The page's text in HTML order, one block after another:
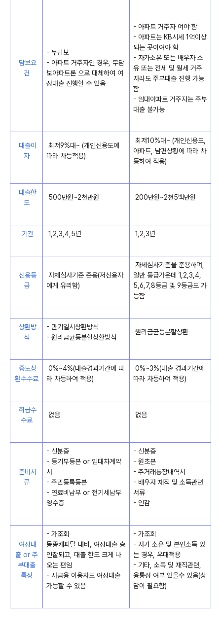
담보요
건
- 무담보
- 아파트 거주자인 경우, 무담
보아파트론 으로 대체하여 여
성대출 진행할 수 있음
- 아파트 거주자 여야 함
- 아파트는 KB시세 1억이상
되는 곳이여야 함
- 자가소유 또는 배우자 소
유 또는 전세 및 월세 거주
자라도 주부대출 진행 가능
함
- 임대아파트 거주자는 주부
대출 불가능
대출이
자
최저9%대~ (개인신용도에
따라 차등적용)
최저10%대~ (개인신용도,
아파트, 남편상황에 따라 차
등하여 적용)
대출한
도
500만원~2천만원 200만원~2천5백만원
기간 1,2,3,4,5년 1,2,3년
신용등
급
자체심사기준 준용(저신용자
에게 유리함)
자체심사기준을 준용하며,
일반 등급가운데 1,2,3,4,
5,6,7,8등급 및 9등급도 가
능함
상환방
식
- 만기일시상환방식
- 원리금균등분할상환방식
원리금균등분할상환
중도상
환수수료
0%~4%(대출경과기간에 따
라 차등하여 적용)
0%~3%(대출 경과기간에
따라 차등하여 적용)
취급수
수료
없음 없음
준비서
류
- 신분증
- 등기부등본 or 임대차계약
서
- 주민등록등본
- 연료비납부 or 전기세납부
영수증
- 신분증
- 원초본
- 주거래통장내역서
- 배우자 재직 및 소득관련
서류
- 인감
여성대
출 or 주
부대출
특징
- 가조회
동종캐피탈 대비, 여성대출 승
인잘되고, 대출 한도 크게 나
오는 편임
- 사금융 이용자도 여성대출
가능할 수 있음
- 가조회
- 자가 소유 및 본인소득 있
는 경우, 우대적용
- 기타, 소득 및 재직관련,
융통성 여부 있을수 있음(상
담이 필요함)